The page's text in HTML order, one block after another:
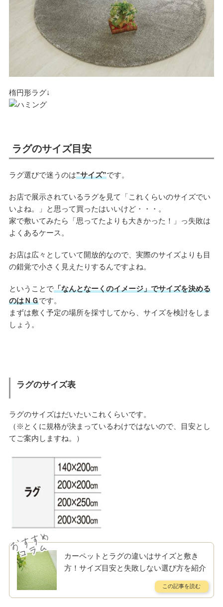
楕円形ラグ↓
ラグのサイズ目安
ラグ選びで迷うのは”サイズ”です。
お店で展示されているラグを見て「これくらいのサイズでい
いよね。」と思って買ったはいいけど・・・。
家で敷いてみたら「思ってたよりも大きかった！」っ失敗は
よくあるケース。
お店は広々としていて開放的なので、実際のサイズよりも目
の錯覚で小さく見えたりするんですよね。
ということで「なんとなーくのイメージ」でサイズを決める
のはＮＧです。
まずは敷く予定の場所を採寸してから、サイズを検討をしま
しょう。
ラグのサイズ表
ラグのサイズはだいたいこれくらいです。
（※とくに規格が決まっているわけではないので、目安とし
てご案内しますね。）
カーペットとラグの違いはサイズと敷き
方！サイズ目安と失敗しない選び方を紹介